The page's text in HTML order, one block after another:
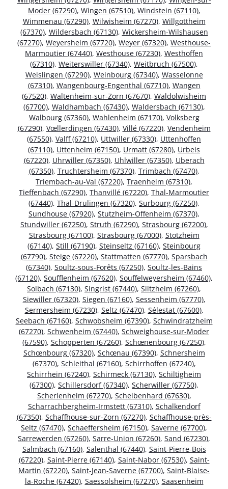
Moder (67290), Wingen (67510), Windstein (67110),
Wimmenau (67290), Wilwisheim (67270), Willgottheim
(67370), Wildersbach (67130), Wickersheim-Wilshausen
(67270), Weyersheim (67720), Weyer (67320), Westhouse-
Marmoutier (67440), Westhouse (67230), Westhoffen
(67310), Weiterswiller (67340), Weitbruch (67500),
Weislingen (67290), Weinbourg (67340), Wasselonne
(67310), Wangenbourg-Engenthal (67710), Wangen
(67520), Waltenheim-sur-Zorn (67670), Waldolwisheim
(67700), Waldhambach (67430), Waldersbach (67130),
Walbourg (67360), Wahlenheim (67170), Volksberg
(67290), Vœllerdingen (67430), Villé (67220), Vendenheim
(67550), Valff (67210), Uttwiller (67330), Uttenhoffen
(67110), Uttenheim (67150), Urmatt (67280), Urbeis
(67220), Uhrwiller (67350), Uhlwiller (67350), Uberach
(67350), Truchtersheim (67370), Trimbach (67470),
Triembach-au-Val (67220), Traenheim (67310),
Tieffenbach (67290), Thanvillé (67220), Thal-Marmoutier
(67440), Thal-Drulingen (67320), Surbourg (67250),
Sundhouse (67920), Stutzheim-Offenheim (67370),
Stundwiller (67250), Struth (67290), Strasbourg (67200),
Strasbourg (67100), Strasbourg (67000), Stotzheim
(67140), Still (67190), Steinseltz (67160), Steinbourg
(67790), Steige (67220), Stattmatten (67770), Sparsbach
(67340), Soultz-sous-Forêts (67250), Soultz-les-Bains
(67120), Soufflenheim (67620), Souffelweyersheim (67460),
Solbach (67130), Singrist (67440), Siltzheim (67260),
Siewiller (67320), Siegen (67160), Sessenheim (67770),
Sermersheim (67230), Seltz (67470), Sélestat (67600),
Seebach (67160), Schwobsheim (67390), Schwindratzheim
(67270), Schwenheim (67440), Schweighouse-sur-Moder
(67590), Schopperten (67260), Schœnenbourg (67250),
Schœnbourg (67320), Schœnau (67390), Schnersheim
(67370), Schleithal (67160), Schirrhoffen (67240),
Schirrhein (67240), Schirmeck (67130), Schiltigheim
(67300), Schillersdorf (67340), Scherwiller (67750),
Scherlenheim (67270), Scheibenhard (67630),
Scharrachbergheim-Irmstett (67310), Schalkendorf
(67350), Schaffhouse-sur-Zorn (67270), Schaffhouse-près-
Seltz (67470), Schaeffersheim (67150), Saverne (67700),
Sarrewerden (67260), Sarre-Union (67260), Sand (67230),
Salmbach (67160), Salenthal (67440), Saint-Pierre-Bois
(67220), Saint-Pierre (67140), Saint-Nabor (67530), Saint-
Martin (67220), Saint-Jean-Saverne (67700), Saint-Blaise-
la-Roche (67420), Saessolsheim (67270), Saasenheim